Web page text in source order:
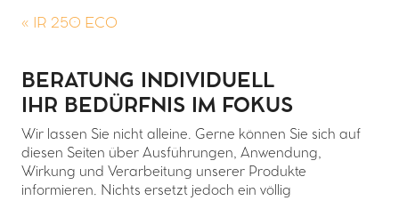
« IR 250 ECO
BERATUNG INDIVIDUELL
IHR BEDÜRFNIS IM FOKUS
Wir lassen Sie nicht alleine. Gerne können Sie sich auf
diesen Seiten über Ausführungen, Anwendung,
Wirkung und Verarbeitung unserer Produkte
informieren. Nichts ersetzt jedoch ein völlig